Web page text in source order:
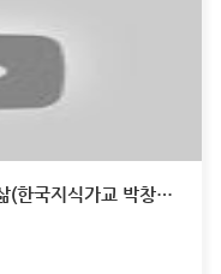
서초 IPTV특강_나의 변화와 맛있는 삶(한국지식가교 박창욱 대표)